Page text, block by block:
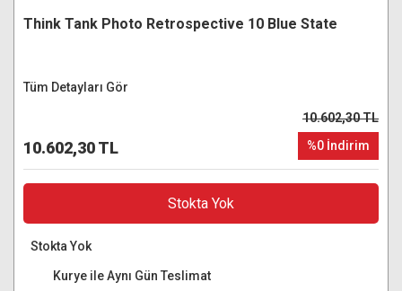
Think Tank Photo Retrospective 10 Blue State
Tüm Detayları Gör
10.602,30 TL
10.602,30 TL
%0 İndirim
Stokta Yok
Stokta Yok
Kurye ile Aynı Gün Teslimat